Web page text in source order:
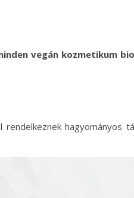
vegán kozmetikum
hagyományos